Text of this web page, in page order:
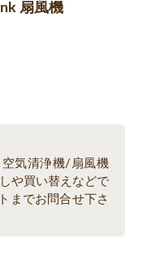
扇風機
気清浄機/扇風機
や買い替えなどで
までお問合せ下さ